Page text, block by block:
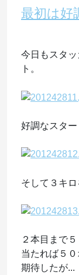
最初は好
今日もスタ
ト。
好調なスター
そして３キロ
２本目まで５
当たれば５
期待したが...